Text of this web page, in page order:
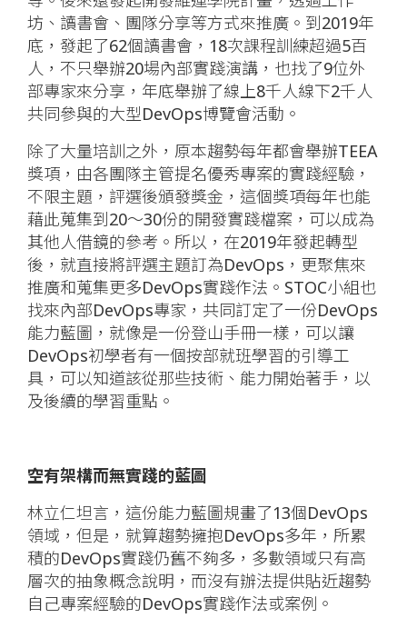
坊、讀書會、團隊分享等方式來推廣。到2019年
底，發起了62個讀書會，18次課程訓練超過5百
人，不只舉辦20場內部實踐演講，也找了9位外
部專家來分享，年底舉辦了線上8千人線下2千人
共同參與的大型DevOps博覽會活動。
除了大量培訓之外，原本趨勢每年都會舉辦TEEA
獎項，由各團隊主管提名優秀專案的實踐經驗，
不限主題，評選後頒發獎金，這個獎項每年也能
藉此蒐集到20～30份的開發實踐檔案，可以成為
其他人借鏡的參考。所以，在2019年發起轉型
後，就直接將評選主題訂為DevOps，更聚焦來
推廣和蒐集更多DevOps實踐作法。STOC小組也
找來內部DevOps專家，共同訂定了一份DevOps
能力藍圖，就像是一份登山手冊一樣，可以讓
DevOps初學者有一個按部就班學習的引導工
具，可以知道該從那些技術、能力開始著手，以
及後續的學習重點。
空有架構而無實踐的藍圖
林立仁坦言，這份能力藍圖規畫了13個DevOps
領域，但是，就算趨勢擁抱DevOps多年，所累
積的DevOps實踐仍舊不夠多，多數領域只有高
層次的抽象概念說明，而沒有辦法提供貼近趨勢
自己專案經驗的DevOps實踐作法或案例。